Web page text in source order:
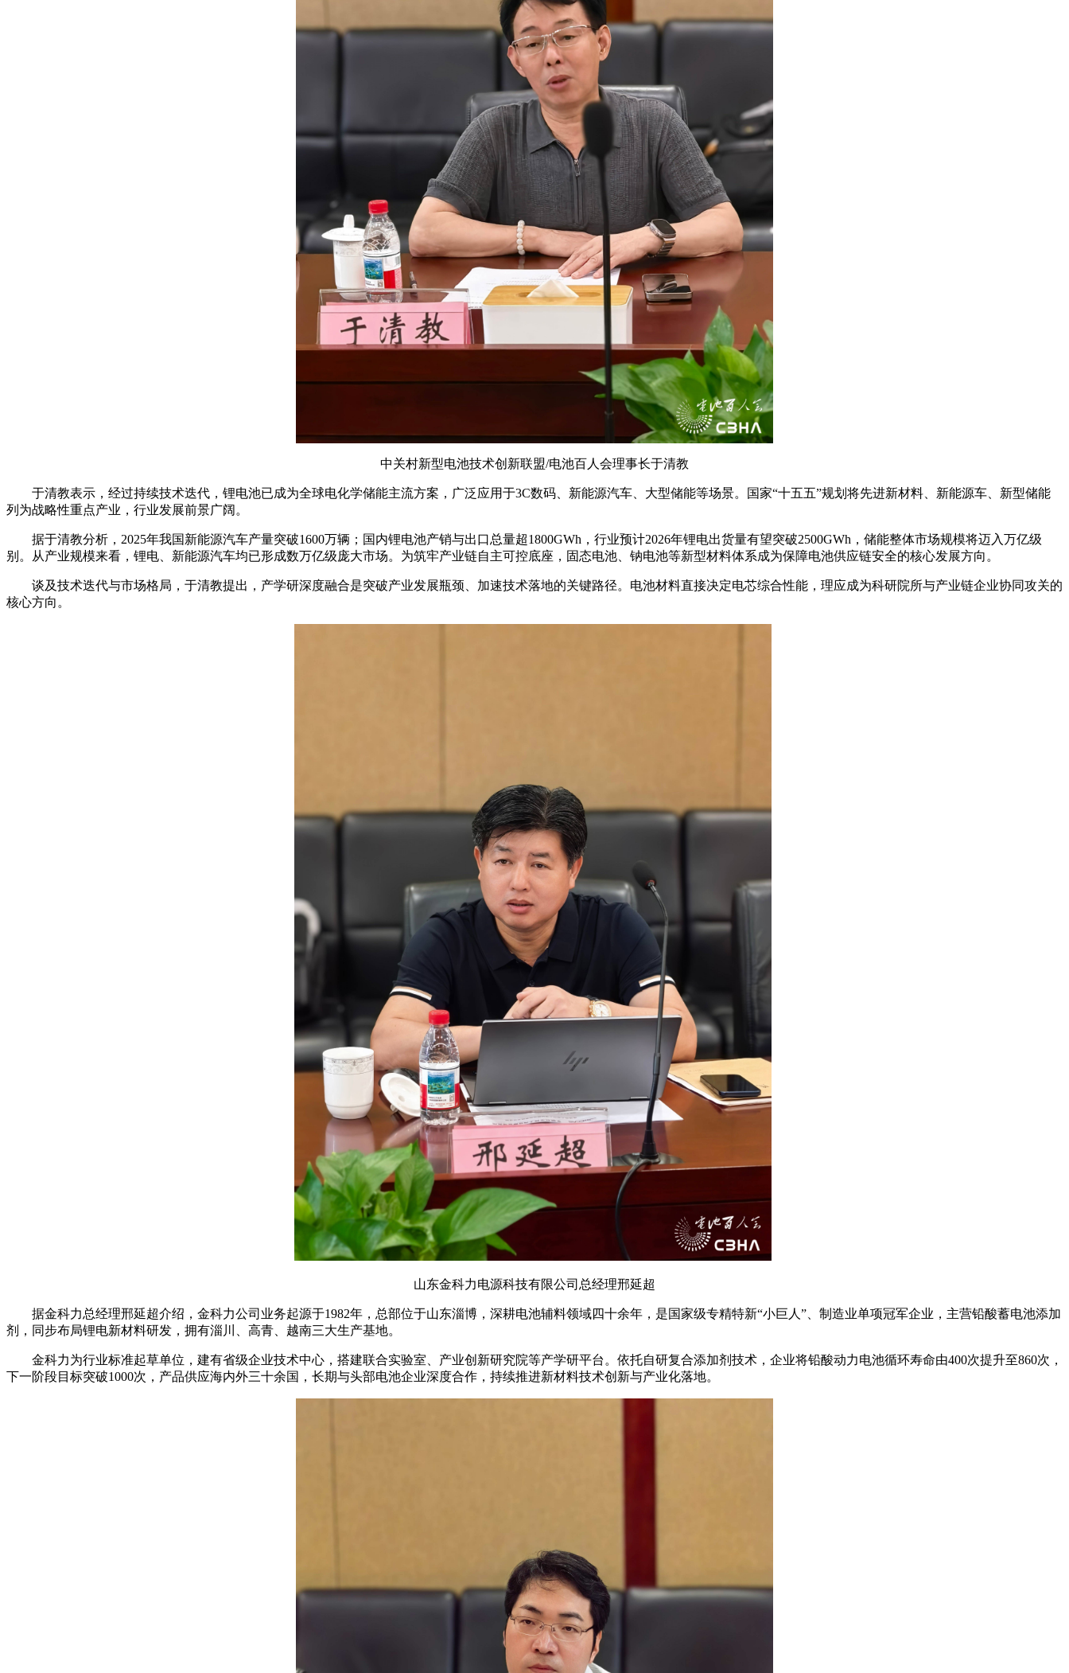
中关村新型电池技术创新联盟/电池百人会理事长于清教
于清教表示，经过持续技术迭代，锂电池已成为全球电化学储能主流方案，广泛应用于3C数码、新能源汽车、大型储能等场景。国家“十五五”规划将先进新材料、新能源车、新型储能
列为战略性重点产业，行业发展前景广阔。
据于清教分析，2025年我国新能源汽车产量突破1600万辆；国内锂电池产销与出口总量超1800GWh，行业预计2026年锂电出货量有望突破2500GWh，储能整体市场规模将迈入万亿级
别。从产业规模来看，锂电、新能源汽车均已形成数万亿级庞大市场。为筑牢产业链自主可控底座，固态电池、钠电池等新型材料体系成为保障电池供应链安全的核心发展方向。
谈及技术迭代与市场格局，于清教提出，产学研深度融合是突破产业发展瓶颈、加速技术落地的关键路径。电池材料直接决定电芯综合性能，理应成为科研院所与产业链企业协同攻关的
核心方向。
山东金科力电源科技有限公司总经理邢延超
据金科力总经理邢延超介绍，金科力公司业务起源于1982年，总部位于山东淄博，深耕电池辅料领域四十余年，是国家级专精特新“小巨人”、制造业单项冠军企业，主营铅酸蓄电池添加
剂，同步布局锂电新材料研发，拥有淄川、高青、越南三大生产基地。
金科力为行业标准起草单位，建有省级企业技术中心，搭建联合实验室、产业创新研究院等产学研平台。依托自研复合添加剂技术，企业将铅酸动力电池循环寿命由400次提升至860次，
下一阶段目标突破1000次，产品供应海内外三十余国，长期与头部电池企业深度合作，持续推进新材料技术创新与产业化落地。